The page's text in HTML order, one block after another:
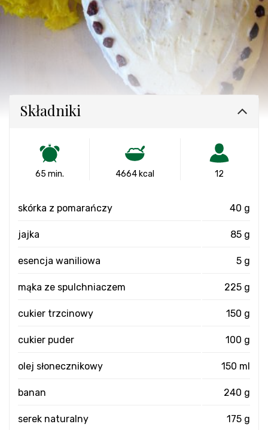
Składniki
65 min. 4664 kcal 12
skórka z pomarańczy 40 g
jajka 85 g
esencja waniliowa 5 g
mąka ze spulchniaczem 225 g
cukier trzcinowy 150 g
cukier puder 100 g
olej słonecznikowy 150 ml
banan 240 g
serek naturalny 175 g